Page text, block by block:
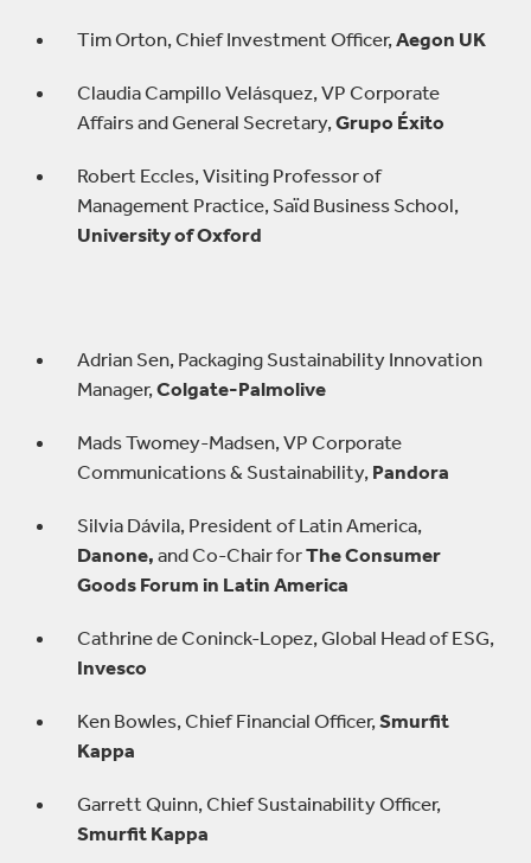
Tim Orton, Chief Investment Officer,Aegon UK
Claudia Campillo Velásquez, VP Corporate
Affairs and General Secretary,Grupo Éxito
Robert Eccles, Visiting Professor of
Management Practice, Saïd Business School,
University of Oxford
Adrian Sen, Packaging Sustainability Innovation
Manager,Colgate-Palmolive
Mads Twomey-Madsen, VP Corporate
Communications & Sustainability, Pandora
Silvia Dávila, President of Latin America,
Danone, and Co-Chair forThe Consumer
Goods Forum in Latin America
Cathrine de Coninck-Lopez, Global Head of ESG,
Invesco
Ken Bowles, Chief Financial Officer,Smurfit
Kappa
Garrett Quinn, Chief Sustainability Officer,
Smurfit Kappa